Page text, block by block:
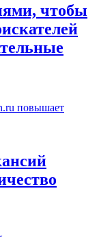
чтобы